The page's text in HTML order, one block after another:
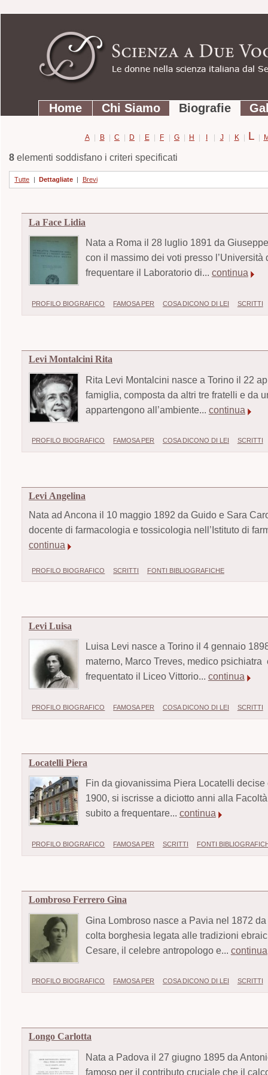
contenuti.
Strumenti
personali
SezioniHome Chi Siamo Biografie
A | B | C | D | E | F | G | H | I | J | K | L |
8elementi soddisfano i criteri specificati
Tutte | Dettagliate | Brevi
La Face Lidia
Nata a Roma il 28 luglio 1891 da
con il massimo dei voti presso
frequentare il Laboratorio di... continua
PROFILO BIOGRAFICO FAMOSA PER COSA DICONO DI LEI SCRITTI
Levi Montalcini Rita
Rita Levi Montalcini nasce a Torino il 22
famiglia, composta da altri tre fratelli e da
appartengono all’ambiente... continua
PROFILO BIOGRAFICO FAMOSA PER COSA DICONO DI LEI SCRITTI
Levi Angelina
Nata ad Ancona il 10 maggio 1892 da Guido e Sara
docente di farmacologia e tossicologia nell’Istituto di
continua
PROFILO BIOGRAFICO SCRITTI FONTI BIBLIOGRAFICHE
Levi Luisa
Luisa Levi nasce a Torino il 4 gennaio
materno, Marco Treves, medico
frequentato il Liceo Vittorio... continua
PROFILO BIOGRAFICO FAMOSA PER COSA DICONO DI LEI SCRITTI
Locatelli Piera
Fin da giovanissima Piera Locatelli
1900, si iscrisse a diciotto anni alla
subito a frequentare... continua
PROFILO BIOGRAFICO FAMOSA PER SCRITTI FONTI
Lombroso Ferrero Gina
Gina Lombroso nasce a Pavia nel 1872
colta borghesia legata alle tradizioni
Cesare, il celebre antropologo e... continua
PROFILO BIOGRAFICO FAMOSA PER COSA DICONO DI LEI SCRITTI
Longo Carlotta
Nata a Padova il 27 giugno 1895 da
famoso per il contributo cruciale che il